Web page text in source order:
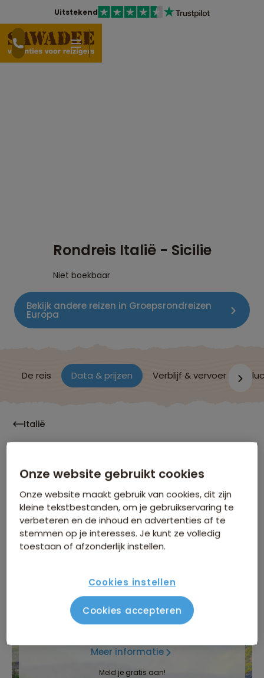
Uitstekend
Rondreis Italië - Sicilie
Niet boekbaar
Bekijk andere reizen in Groepsrondreizen
Europa
De reis Data & prijzen Verblijf & vervoer
Italië
Data & Prijzen
Klik op de links voor meer informatie over:
Inbegrepen in de reissom
Zaterdag 5 september, Natlab in Eindhoven
Meer informatie
Meld je gratis aan!
Onze website gebruikt cookies
Onze website maakt gebruik van cookies, dit zijn
kleine tekstbestanden, om je gebruikservaring te
verbeteren en de inhoud en advertenties af te
stemmen op je interesses. Je kunt ze volledig
toestaan of afzonderlijk instellen.
Cookies instellen
Cookies accepteren